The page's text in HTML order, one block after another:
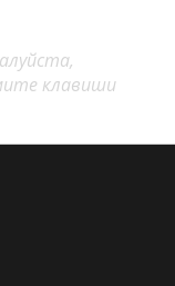
клавиши